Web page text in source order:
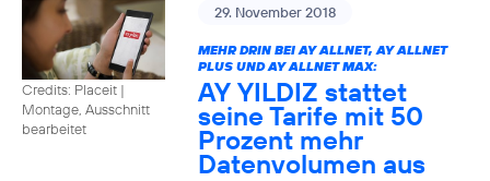
Credits: Placeit |
Montage, Ausschnitt
bearbeitet
29. November 2018
MEHR DRIN BEI AY ALLNET, AY ALLNET
PLUS UND AY ALLNET MAX:
AY YILDIZ stattet
seine Tarife mit 50
Prozent mehr
Datenvolumen aus